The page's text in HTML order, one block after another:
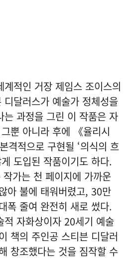
적인 거장 제임스 조이스의
달러스가 예술가 정체성을
는 과정을 그린 이 작품은 자
뿐 아니라 후에 《율리시
격적으로 구현될 ‘의식의 흐
도입된 작품이기도 하다.
가는 천 페이지에 가까운
아 불에 태워버렸고, 30만
폭 줄여 완전히 새로 썼다.
적 자화상이자 20세기 예술
책의 주인공 스티븐 디달러
창조했다는 것을 짐작할 수